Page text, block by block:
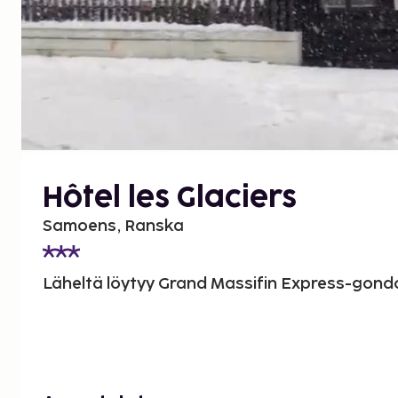
Hôtel les Glaciers
Samoens, Ranska
Läheltä löytyy Grand Massifin Express-